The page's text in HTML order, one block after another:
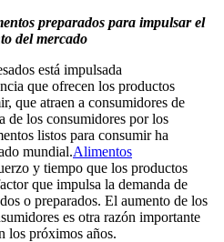
preparados para impulsar el
del mercado
​​está impulsada
que ofrecen los productos
que atraen a consumidores de
de los consumidores por los
listos para consumir ha
mundial.Alimentos
y tiempo que los productos
que impulsa la demanda de
o preparados. El aumento de los
es otra razón importante
los próximos años.